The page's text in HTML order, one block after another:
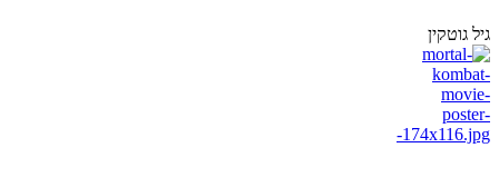
גיל גוטקין